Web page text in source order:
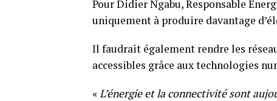
Pour Didier Ngabu, Responsable
uniquement à produire davantage
Il faudrait également rendre les
accessibles grâce aux technologies
«L’énergie et la connectivité sont